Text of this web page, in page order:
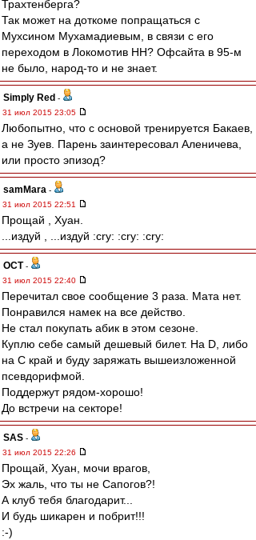
Трахтенберга?
Так может на доткоме попращаться с
Мухсином Мухамадиевым, в связи с его
переходом в Локомотив НН? Офсайта в 95-м
не было, народ-то и не знает.
Simply Red -
31 июл 2015 23:05
Любопытно, что с основой тренируется Бакаев,
а не Зуев. Парень заинтересовал Аленичева,
или просто эпизод?
samMara -
31 июл 2015 22:51
Прощай , Хуан.
...издуй , ...издуй :cry: :cry: :cry:
ОСТ -
31 июл 2015 22:40
Перечитал свое сообщение 3 раза. Мата нет.
Понравился намек на все действо.
Не стал покупать абик в этом сезоне.
Куплю себе самый дешевый билет. На D, либо
на С край и буду заряжать вышеизложенной
псевдорифмой.
Поддержут рядом-хорошо!
До встречи на секторе!
SAS -
31 июл 2015 22:26
Прощай, Хуан, мочи врагов,
Эх жаль, что ты не Сапогов?!
А клуб тебя благодарит...
И будь шикарен и побрит!!!
:-)